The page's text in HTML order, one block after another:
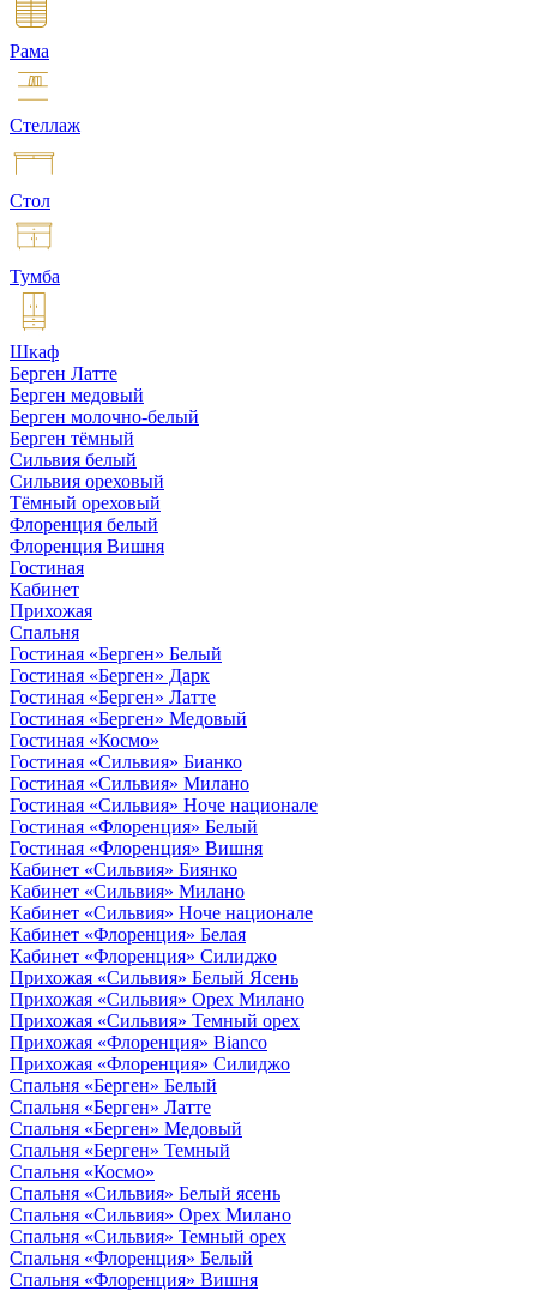
Рама
Стеллаж
Стол
Тумба
Шкаф
Берген Латте
Берген медовый
Берген молочно-белый
Берген тёмный
Сильвия белый
Сильвия ореховый
Тёмный ореховый
Флоренция белый
Флоренция Вишня
Гостиная
Кабинет
Прихожая
Спальня
Гостиная «Берген» Белый
Гостиная «Берген» Дарк
Гостиная «Берген» Латте
Гостиная «Берген» Медовый
Гостиная «Космо»
Гостиная «Сильвия» Бианко
Гостиная «Сильвия» Милано
Гостиная «Сильвия» Ноче национале
Гостиная «Флоренция» Белый
Гостиная «Флоренция» Вишня
Кабинет «Сильвия» Биянко
Кабинет «Сильвия» Милано
Кабинет «Сильвия» Ноче национале
Кабинет «Флоренция» Белая
Кабинет «Флоренция» Силиджо
Прихожая «Сильвия» Белый Ясень
Прихожая «Сильвия» Орех Милано
Прихожая «Сильвия» Темный орех
Прихожая «Флоренция» Bianco
Прихожая «Флоренция» Силиджо
Спальня «Берген» Белый
Спальня «Берген» Латте
Спальня «Берген» Медовый
Спальня «Берген» Темный
Спальня «Космо»
Спальня «Сильвия» Белый ясень
Спальня «Сильвия» Орех Милано
Спальня «Сильвия» Темный орех
Спальня «Флоренция» Белый
Спальня «Флоренция» Вишня